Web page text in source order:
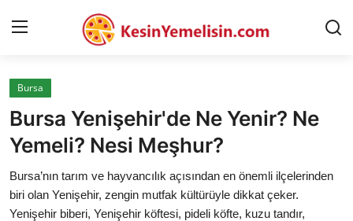
AnaSayfa
Gizlilik Sözleşmesi
Rüya Tabirleri
Diyet & Sağlıklı Beslenme
Bursa
Bursa Yenişehir'de Ne Yenir? Ne
Yemeli? Nesi Meşhur?
Bursa’nın tarım ve hayvancılık açısından en önemli ilçelerinden
biri olan Yenişehir, zengin mutfak kültürüyle dikkat çeker.
Yenişehir biberi, Yenişehir köftesi, pideli köfte, kuzu tandır,